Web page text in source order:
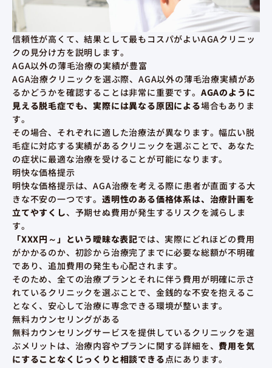
信頼性が高くて、結果として最もコスパがよいAGAクリニッ
クの見分け方を説明します。
AGA以外の薄毛治療の実績が豊富
AGA治療クリニックを選ぶ際、AGA以外の薄毛治療実績があ
るかどうかを確認することは非常に重要です。 AGAのように
見える脱毛症でも、実際には異なる原因による場合もありま
す。
その場合、それぞれに適した治療法が異なります。幅広い脱
毛症に対応する実績があるクリニックを選ぶことで、あなた
の症状に最適な治療を受けることが可能になります。
明快な価格提示
明快な価格提示は、AGA治療を考える際に患者が直面する大
きな不安の一つです。 透明性のある価格体系は、治療計画を
立てやすくし、予期せぬ費用が発生するリスクを減らしま
す。
「XXX円～」という曖昧な表記では、実際にどれほどの費用
がかかるのか、初診から治療完了までに必要な総額が不明確
であり、追加費用の発生も心配されます。
そのため、全ての治療プランとそれに伴う費用が明確に示さ
れているクリニックを選ぶことで、金銭的な不安を抱えるこ
となく、安心して治療に専念できる環境が整います。
無料カウンセリングがある
無料カウンセリングサービスを提供しているクリニックを選
ぶメリットは、治療内容やプランに関する詳細を、費用を気
にすることなくじっくりと相談できる 点にあります。